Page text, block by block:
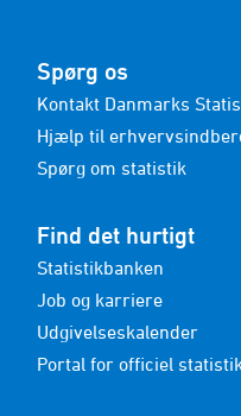
Spørg os
Kontakt Danmarks
Hjælp til
Spørg om statistik
Find det hurtigt
Statistikbanken
Job og karriere
Udgivelseskalender
Portal for officiel statistik